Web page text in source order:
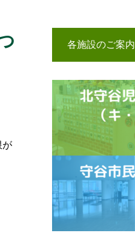
が
各施設のご案内